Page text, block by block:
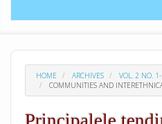
HOME ARCHIVES
VOL. 2 NO.
COMMUNITIES AND